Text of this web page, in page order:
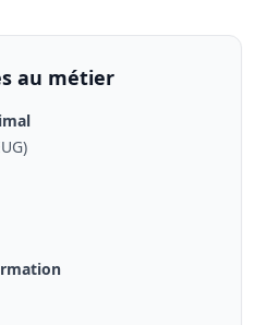
au métier